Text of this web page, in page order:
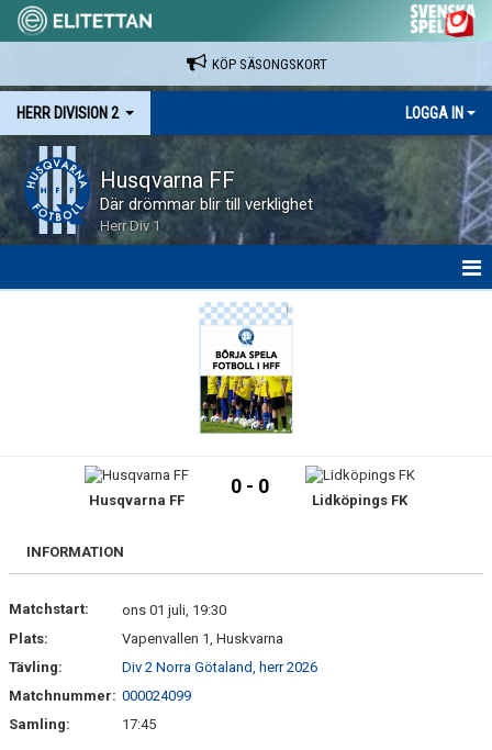
KÖP SÄSONGSKORT
HERR DIVISION 2 LOGGA IN
Husqvarna FF
Där drömmar blir till verklighet
Herr Div 1
Husqvarna FF
0 - 0
Lidköpings FK
INFORMATION
Matchstart:
ons 01 juli, 19:30
Plats:
Vapenvallen 1, Huskvarna
Tävling:
Div 2 Norra Götaland, herr 2026
Matchnummer: 000024099
Samling:
17:45